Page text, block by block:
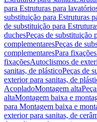
para Estruturas para
substituição para Estruturas
de substituição para
duchesPeças de substituição
complementaresPeças de
complementaresPara fixações
fixaçõesAutoclismos de
sanitas, de plásticoPeças de
exterior para sanitas, de
AcopladoMontagem alta
altaMontagem baixa e
para Montagem baixa e
exterior para sanitas, de